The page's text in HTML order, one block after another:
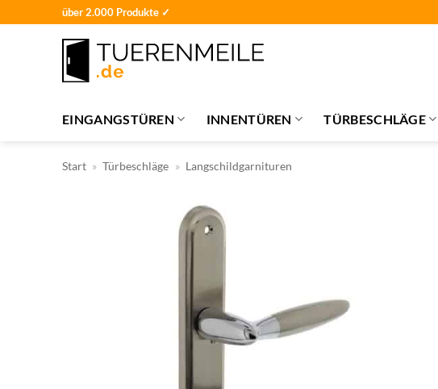
über 2.000 Produkte ✓
EINGANGSTÜREN INNENTÜREN TÜRBESCHLÄGE
Start » Türbeschläge » Langschildgarnituren